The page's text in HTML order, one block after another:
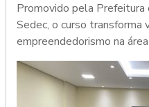
Promovido pela Prefeitura
Sedec, o curso transforma
empreendedorismo na